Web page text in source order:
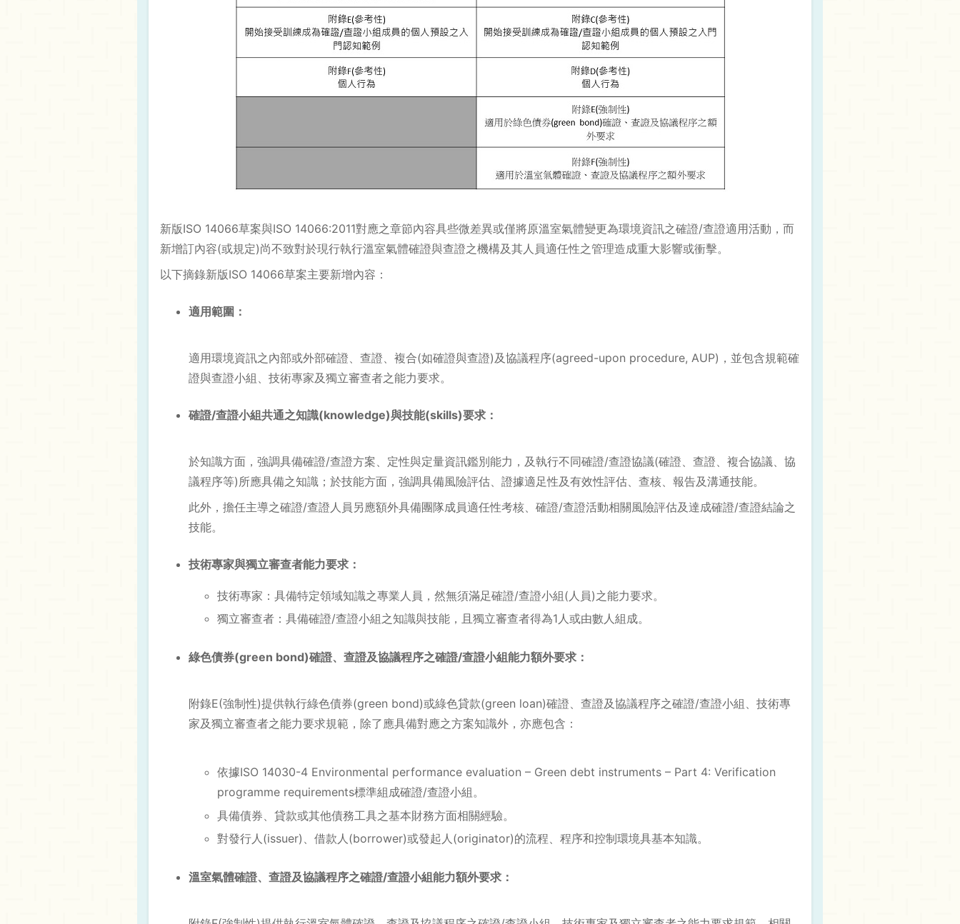
新版ISO 14066草案與ISO 14066:2011對應之章節內容具些微差異或僅將原溫室氣體變更為環境資訊之確證/查證適用活動，而
新增訂內容(或規定)尚不致對於現行執行溫室氣體確證與查證之機構及其人員適任性之管理造成重大影響或衝擊。
以下摘錄新版ISO 14066草案主要新增內容：
適用範圍：
適用環境資訊之內部或外部確證、查證、複合(如確證與查證)及協議程序(agreed-upon procedure, AUP)，並包含規範確
證與查證小組、技術專家及獨立審查者之能力要求。
確證/查證小組共通之知識(knowledge)與技能(skills)要求：
於知識方面，強調具備確證/查證方案、定性與定量資訊鑑別能力，及執行不同確證/查證協議(確證、查證、複合協議、協
議程序等)所應具備之知識；於技能方面，強調具備風險評估、證據適足性及有效性評估、查核、報告及溝通技能。
此外，擔任主導之確證/查證人員另應額外具備團隊成員適任性考核、確證/查證活動相關風險評估及達成確證/查證結論之
技能。
技術專家與獨立審查者能力要求：
技術專家：具備特定領域知識之專業人員，然無須滿足確證/查證小組(人員)之能力要求。
獨立審查者：具備確證/查證小組之知識與技能，且獨立審查者得為1人或由數人組成。
綠色債券(green bond)確證、查證及協議程序之確證/查證小組能力額外要求：
附錄E(強制性)提供執行綠色債券(green bond)或綠色貸款(green loan)確證、查證及協議程序之確證/查證小組、技術專
家及獨立審查者之能力要求規範，除了應具備對應之方案知識外，亦應包含：
依據ISO 14030-4 Environmental performance evaluation – Green debt instruments – Part 4: Verification
programme requirements標準組成確證/查證小組。
具備債券、貸款或其他債務工具之基本財務方面相關經驗。
對發行人(issuer)、借款人(borrower)或發起人(originator)的流程、程序和控制環境具基本知識。
溫室氣體確證、查證及協議程序之確證/查證小組能力額外要求：